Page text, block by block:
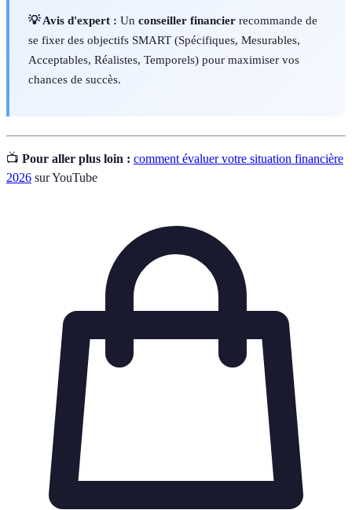
💡 Avis d'expert : Un conseiller financier recommande de
se fixer des objectifs SMART (Spécifiques, Mesurables,
Acceptables, Réalistes, Temporels) pour maximiser vos
chances de succès.
📺 Pour aller plus loin : comment évaluer votre situation financière
2026 sur YouTube